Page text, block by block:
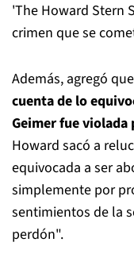
'The Howard Stern
crimen que se
Además, agregó que
cuenta de lo
Geimer fue violada
Howard sacó a
equivocada a ser
simplemente por
sentimientos de la
perdón".